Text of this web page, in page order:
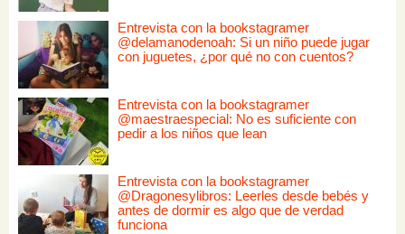
Entrevista con la bookstagramer
@delamanodenoah: Si un niño puede jugar
con juguetes, ¿por qué no con cuentos?
Entrevista con la bookstagramer
@maestraespecial: No es suficiente con
pedir a los niños que lean
Entrevista con la bookstagramer
@Dragonesylibros: Leerles desde bebés y
antes de dormir es algo que de verdad
funciona